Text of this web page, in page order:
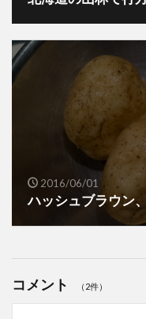
2016/06/01
ハッシュブラウン
コメント （2件）